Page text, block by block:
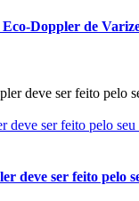
Doppler de
deve ser feito pelo
deve ser feito pelo